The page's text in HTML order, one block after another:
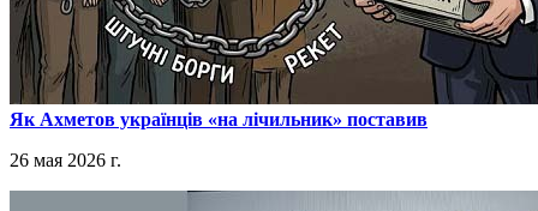
​Як Ахметов українців «на лічильник» поставив
26 мая 2026 г.